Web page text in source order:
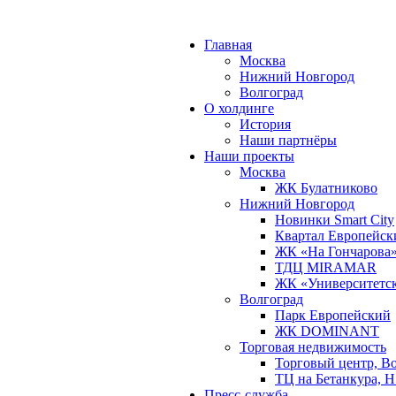
Главная
Москва
Нижний Новгород
Волгоград
О холдинге
История
Наши партнёры
Наши проекты
Москва
ЖК Булатниково
Нижний Новгород
Новинки Smart City
Квартал
ЖК «На Гончарова»
ТДЦ MIRAMAR
ЖК
Волгоград
Парк Европейский
ЖК DOMINANT
Торговая недвижимость
Торговый центр,
ТЦ на Бетанкура,